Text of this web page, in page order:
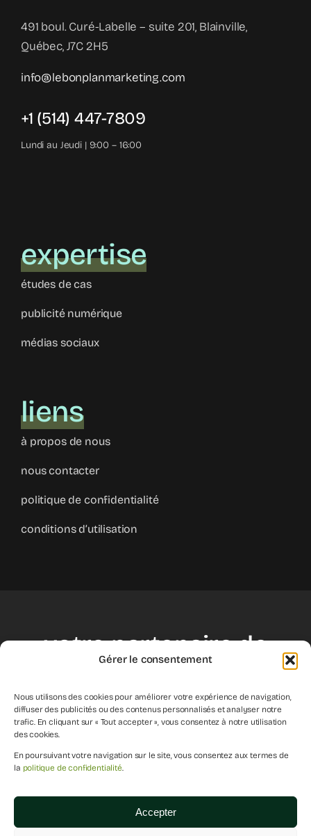
Gérer le consentement
Nous utilisons des cookies pour améliorer votre expérience de navigation,
diffuser des publicités ou des contenus personnalisés et analyser notre
trafic. En cliquant sur « Tout accepter », vous consentez à notre utilisation
des cookies.
En poursuivant votre navigation sur le site, vous consentez aux termes de
la politique de confidentialité.
Accepter
491 boul. Curé-Labelle – suite 201, Blainville,
Québec, J7C 2H5
info@lebonplanmarketing.com
+1 (514) 447-7809
Lundi au Jeudi | 9:00 – 16:00
expertise
études de cas
publicité numérique
médias sociaux
liens
à propos de nous
nous contacter
politique de confidentialité
conditions d’utilisation
votre partenaire de